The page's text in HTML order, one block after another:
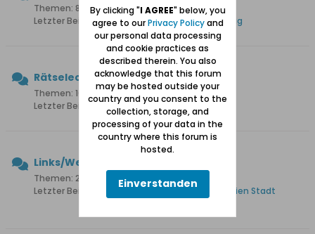
Themen: 83 Beiträge: 470
Letzter Beitrag:Das Restaurant Kubicki in Danzig
Rätselecke
Themen: 102 Beiträge: 2.940
Letzter Beitrag:Wie hiess diese Brücke?
Links/Web-Seiten
Themen: 256 Beiträge: 1.748
Letzter Beitrag:
Die Luftfahrtgeschichte der Freien Stadt
By clicking "I AGREE" below, you
agree to ourPrivacy Policyand
our personal data processing
and cookie practices as
described therein. You also
acknowledge that this forum
may be hosted outside your
country and you consent to the
collection, storage, and
processing of your data in the
country where this forum is
hosted.
Einverstanden